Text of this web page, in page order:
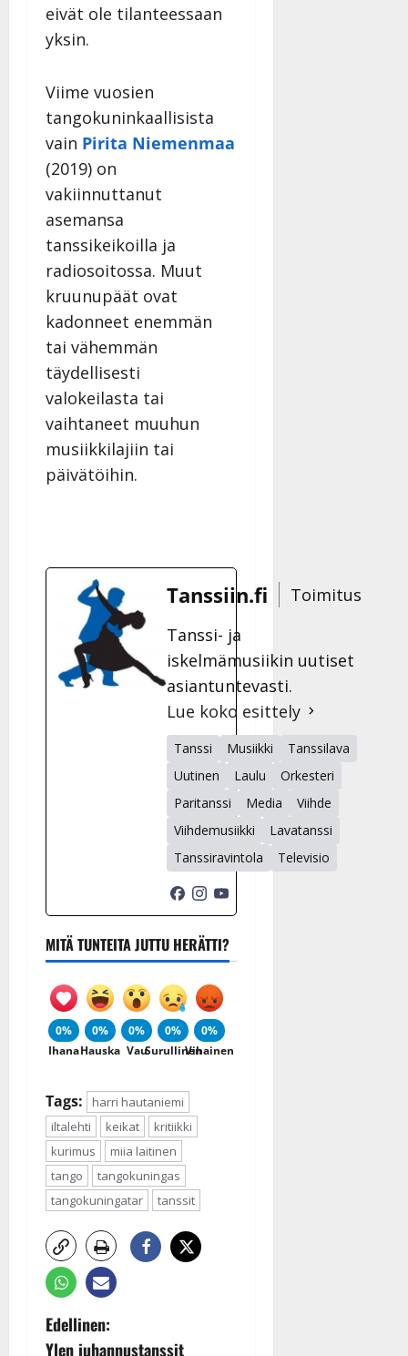
eivät ole tilanteessaan
yksin.
Viime vuosien
tangokuninkaallisista
vain Pirita Niemenmaa
(2019) on
vakiinnuttanut
asemansa
tanssikeikoilla ja
radiosoitossa. Muut
kruunupäät ovat
kadonneet enemmän
tai vähemmän
täydellisesti
valokeilasta tai
vaihtaneet muuhun
musiikkilajiin tai
päivätöihin.
Tanssiin.fi
Toimitus
Tanssi- ja
iskelmämusiikin uutiset
asiantuntevasti.
Lue koko esittely
Tanssi Musiikki
Tanssilava
Uutinen
Laulu
Orkesteri
Paritanssi
Media
Viihde
Viihdemusiikki
Lavatanssi
Tanssiravintola
Televisio
MITÄ TUNTEITA JUTTU HERÄTTI?
0%
Ihana
0%
Hauska
0%
Vau
0%
Surullinen
0%
Vihainen
Tags:
harri hautaniemi
iltalehti
keikat
kritiikki
kurimus
miia laitinen
tango
tangokuningas
tangokuningatar
tanssit
P
Edellinen:
Ylen juhannustanssit